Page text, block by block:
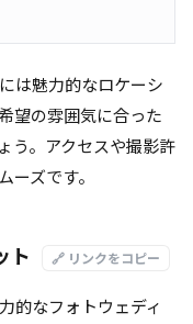
は魅力的なロケーシ
望の雰囲気に合った
う。アクセスや撮影許
ズです。
ト 🔗 リンクをコピー
的なフォトウェディ